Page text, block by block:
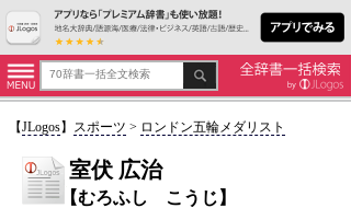
【JLogos】 スポーツ > ロンドン五輪メダリスト
室伏 広治
【むろふし こうじ】